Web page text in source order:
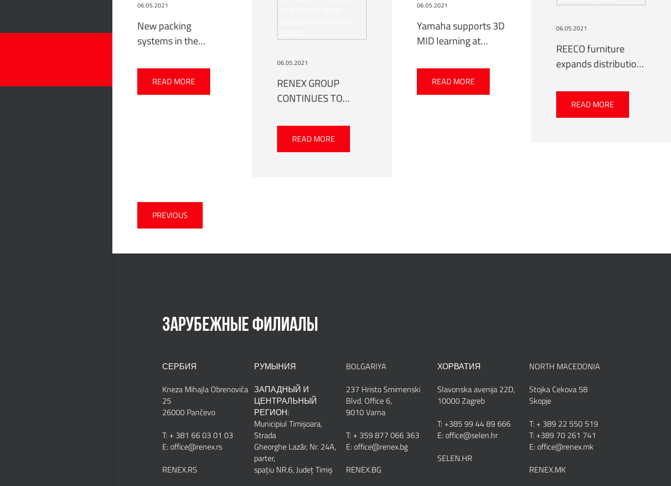
New packing
systems in the
furniture range
06.05.2021
READ MORE
RENEX GROUP
CONTINUES TO
SOLDER PASTE
PROCESS
06.05.2021
READ MORE
Yamaha supports 3D
MID learning at
University
06.05.2021
READ MORE
REECO furniture
expands distribution
06.05.2021
READ MORE
PREVIOUS
ЗАРУБЕЖНЫЕ ФИЛИАЛЫ
СЕРБИЯ
Kneza Mihajla Obrenovića
25
26000 Pančevo
T: + 381 66 03 01 03
E: office@renex.rs
RENEX.RS
РУМЫНИЯ
ЗАПАДНЫЙ И
ЦЕНТРАЛЬНЫЙ
РЕГИОН:
Municipiul Timișoara,
Strada
Gheorghe Lazăr, Nr. 24A,
parter,
spațiu NR.6, Județ Timiș
BOLGARIYA
237 Hristo Smirnenski
Blvd. Office 6,
9010 Varna
T: + 359 877 066 363
E: office@renex.bg
RENEX.BG
ХОРВАТИЯ
Slavonska avenija 22D,
10000 Zagreb
T: +385 99 44 89 666
E: office@selen.hr
SELEN.HR
NORTH MACEDONIA
Stojka Cekova 58
Skopje
T: + 389 22 550 519
T: +389 70 261 741
E:office@renex.mk
RENEX.MK